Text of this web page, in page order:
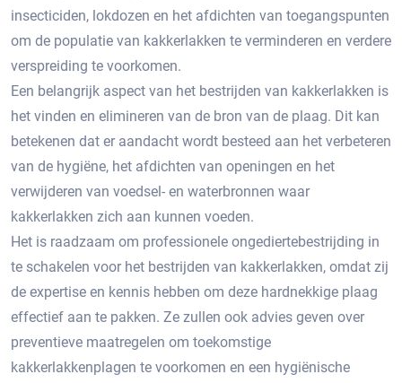
insecticiden, lokdozen en het afdichten van toegangspunten
om de populatie van kakkerlakken te verminderen en verdere
verspreiding te voorkomen.
Een belangrijk aspect van het bestrijden van kakkerlakken is
het vinden en elimineren van de bron van de plaag.​ Dit kan
betekenen dat er aandacht wordt besteed aan het verbeteren
van de hygiëne, het afdichten van openingen en het
verwijderen van voedsel- en waterbronnen waar
kakkerlakken zich aan kunnen voeden.​
Het is raadzaam om professionele ongediertebestrijding in
te schakelen voor het bestrijden van kakkerlakken, omdat zij
de expertise en kennis hebben om deze hardnekkige plaag
effectief aan te pakken. Ze zullen ook advies geven over
preventieve maatregelen om toekomstige
kakkerlakkenplagen te voorkomen en een hygiënische